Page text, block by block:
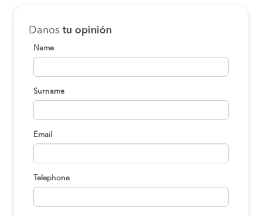
Danos tu opinión
Name
Surname
Email
Telephone